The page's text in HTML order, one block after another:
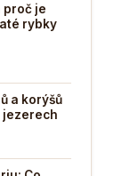
proč je
rybky
a korýšů
jezerech